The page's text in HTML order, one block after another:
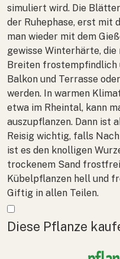
simuliert wird. Die
der Ruhephase, erst mit
man wieder mit dem
gewisse Winterhärte,
Breiten frostempfindlich
Balkon und Terrasse
werden. In warmen
etwa im Rheintal, kann
auszupflanzen. Dann ist
Reisig wichtig, falls
ist es den knolligen
trockenem Sand
Kübelpflanzen hell und
Giftig in allen Teilen.
Mehr anzeigen
Diese Pflanze